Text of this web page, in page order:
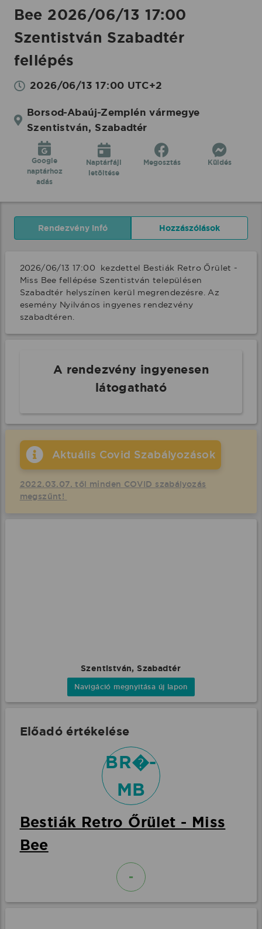
Bee 2026/06/13 17:00
Szentistván Szabadtér
fellépés
2026/06/13 17:00 UTC+2
Borsod-Abaúj-Zemplén vármegye
Szentistván, Szabadtér
Google
naptárhoz
adás
Naptárfájl
letöltése
Megosztás Küldés
Rendezvény infó Hozzászólások
2026/06/13 17:00  kezdettel Bestiák Retro Őrület -
Miss Bee fellépése Szentistván településen
Szabadtér helyszínen kerül megrendezésre. Az
esemény Nyilvános ingyenes rendezvény
szabadtéren.
A rendezvény ingyenesen
látogatható
Aktuális Covid Szabályozások
2022.03.07. től minden COVID szabályozás
megszűnt!
Szentistván, Szabadtér
Navigáció megnyitása új lapon
Előadó értékelése
BR�-
MB
Bestiák Retro Őrület - Miss
Bee
-